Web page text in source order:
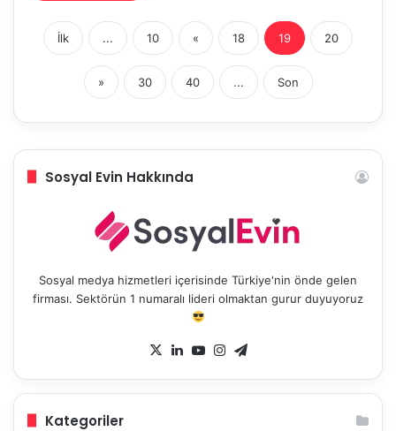
İlk ... 10 « 18 19 20
» 30 40 ... Son
Sosyal Evin Hakkında
Sosyal medya hizmetleri içerisinde Türkiye'nin önde gelen
firması. Sektörün 1 numaralı lideri olmaktan gurur duyuyoruz
X LinkedIn
YouTubeInstagram
Kategoriler